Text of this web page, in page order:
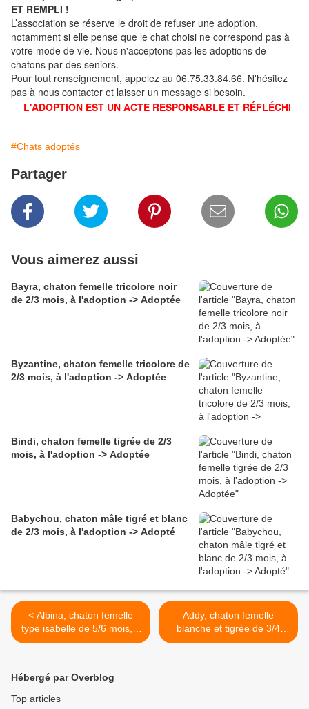
ET REMPLI !
L’association se réserve le droit de refuser une adoption,
notamment si elle pense que le chat choisi ne correspond pas à
votre mode de vie. Nous n'acceptons pas les adoptions de
chatons par des seniors.
Pour tout renseignement, appelez au 06.75.33.84.66. N'hésitez
pas à nous contacter et laisser un message si besoin.
L'ADOPTION EST UN ACTE RESPONSABLE ET RÉFLÉCHI
#Chats adoptés
Partager
Vous aimerez aussi
Bayra, chaton femelle tricolore noir
de 2/3 mois, à l'adoption -> Adoptée
Byzantine, chaton femelle tricolore de
2/3 mois, à l'adoption -> Adoptée
Bindi, chaton femelle tigrée de 2/3
mois, à l'adoption -> Adoptée
Babychou, chaton mâle tigré et blanc
de 2/3 mois, à l'adoption -> Adopté
< Albina, chaton femelle
type isabelle de 5/6 mois, à
l'adoption -> adoptée
Addy, chaton femelle
blanche et tigrée de 3/4
mois, à l'adoption ->
Hébergé par Overblog
Top articles